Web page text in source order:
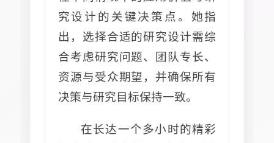
究设计的关键决策点。她指
出，选择合适的研究设计需综
合考虑研究问题、团队专长、
资源与受众期望，并确保所有
决策与研究目标保持一致。
在长达一个多小时的精彩